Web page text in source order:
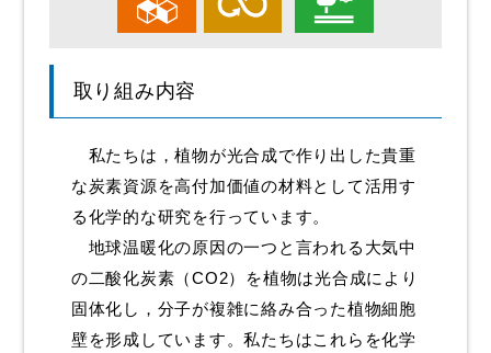
3．すべての人に健康と福祉を
5．ジェンダー平等を実現しよう
7．エネルギーをみんなに そしてクリーンに
8．働きがいも経済成長も
9．産業と技術革新の基盤をつくろう
10．人や国の不平等をなくそう
11．住み続けられるまちづくりを
取り組み内容
私たちは，植物が光合成で作り出した貴重
な炭素資源を高付加価値の材料として活用す
る化学的な研究を行っています。
地球温暖化の原因の一つと言われる大気中
の二酸化炭素（CO2）を植物は光合成により
固体化し，分子が複雑に絡み合った植物細胞
壁を形成しています。私たちはこれらを化学